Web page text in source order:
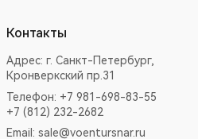
Контакты
Адрес: г. Санкт-Петербург,
Кронверкский пр.31
Телефон: +7 981-698-83-55
+7 (812) 232-2682
Email: sale@voentursnar.ru